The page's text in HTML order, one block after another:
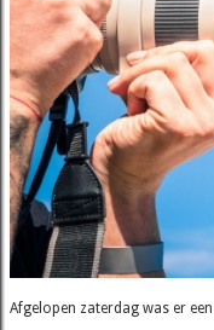
Afgelopen zaterdag was er